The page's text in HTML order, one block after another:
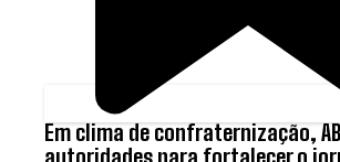
Em clima de confraternização,
autoridades para fortalecer o